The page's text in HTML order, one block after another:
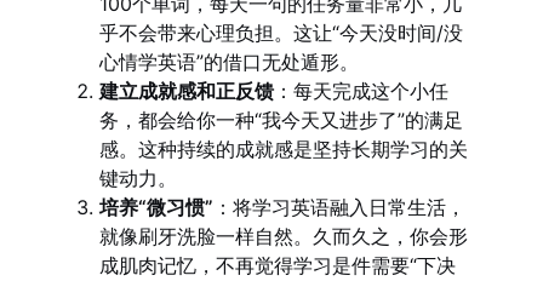
乎不会带来心理负担。这让“今天没时间/没
心情学英语”的借口无处遁形。
建立成就感和正反馈 ：每天完成这个小任
务，都会给你一种“我今天又进步了”的满足
感。这种持续的成就感是坚持长期学习的关
键动力。
培养“微习惯” ：将学习英语融入日常生活，
就像刷牙洗脸一样自然。久而久之，你会形
成肌肉记忆，不再觉得学习是件需要“下决